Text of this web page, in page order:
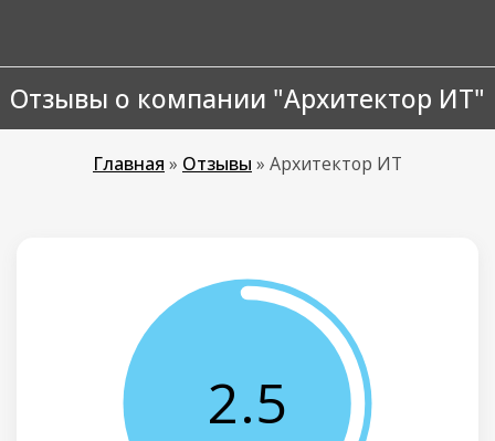
Отзывы о компании "Архитектор ИТ"
Главная » Отзывы » Архитектор ИТ
2.5